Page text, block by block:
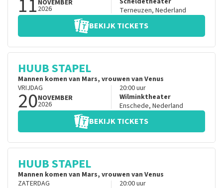
11 NOVEMBER
2026
Terneuzen, Nederland
BEKIJK TICKETS
HUUB STAPEL
Mannen komen van Mars, vrouwen van Venus
VRIJDAG
20NOVEMBER
2026
20:00uur
Wilminktheater
Enschede, Nederland
BEKIJK TICKETS
HUUB STAPEL
Mannen komen van Mars, vrouwen van Venus
ZATERDAG
20:00uur